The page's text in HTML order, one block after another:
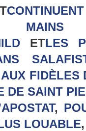
ETLES
FIDÈLES
DE SAINT
,
LOUABLE,